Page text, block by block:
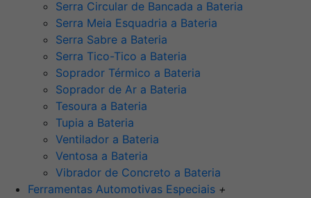
Serra Circular de Bancada a Bateria
Serra Meia Esquadria a Bateria
Serra Sabre a Bateria
Serra Tico-Tico a Bateria
Soprador Térmico a Bateria
Soprador de Ar a Bateria
Tesoura a Bateria
Tupia a Bateria
Ventilador a Bateria
Ventosa a Bateria
Vibrador de Concreto a Bateria
Ferramentas Automotivas Especiais +